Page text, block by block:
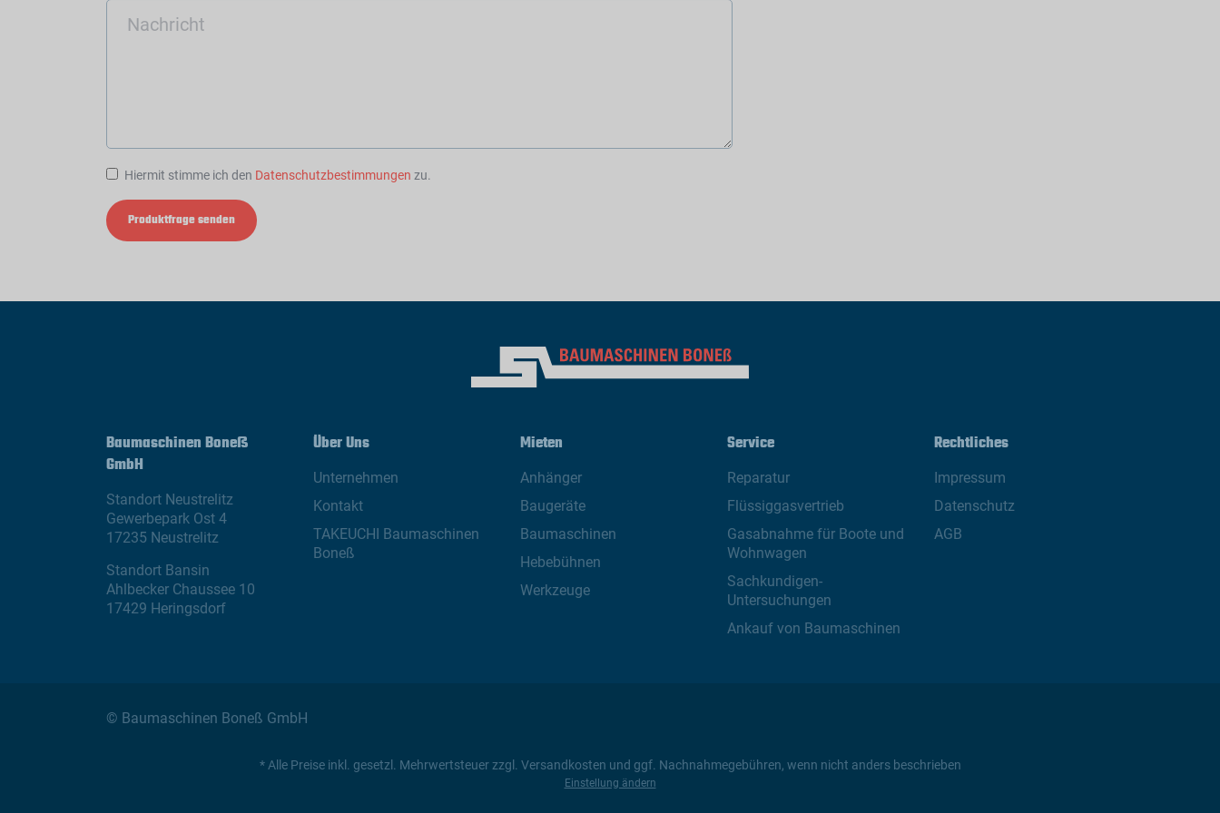
Hiermit stimme ich den Datenschutzbestimmungen zu.
Produktfrage senden
Baumaschinen Boneß
GmbH
Standort Neustrelitz
Gewerbepark Ost 4
17235 Neustrelitz
Standort Bansin
Ahlbecker Chaussee 10
17429 Heringsdorf
Über Uns
Unternehmen
Kontakt
TAKEUCHI Baumaschinen
Boneß
Mieten
Anhänger
Baugeräte
Baumaschinen
Hebebühnen
Werkzeuge
Service
Reparatur
Flüssiggasvertrieb
Gasabnahme für Boote und
Wohnwagen
Sachkundigen-
Untersuchungen
Ankauf von Baumaschinen
Rechtliches
Impressum
Datenschutz
AGB
© Baumaschinen Boneß GmbH
* Alle Preise inkl. gesetzl. Mehrwertsteuer zzgl. Versandkosten und ggf. Nachnahmegebühren, wenn nicht anders beschrieben
Einstellung ändern